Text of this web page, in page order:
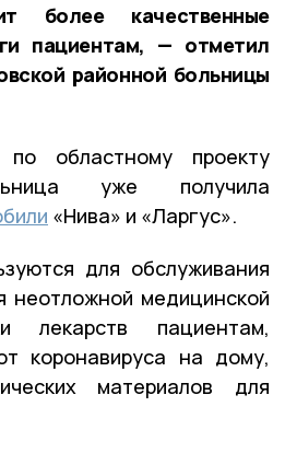
более качественные
пациентам, — отметил
районной больницы
областному проекту
уже получила
«Нива» и «Ларгус».
для обслуживания
неотложной медицинской
лекарств пациентам,
коронавируса на дому,
материалов для